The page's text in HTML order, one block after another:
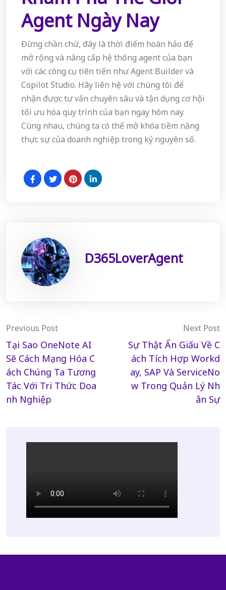
Agent Ngày Nay
Đừng chần chừ, đây là thời điểm hoàn hảo để
mở rộng và nâng cấp hệ thống agent của bạn
với các công cụ tiên tiến như Agent Builder và
Copilot Studio. Hãy liên hệ với chúng tôi để
nhận được tư vấn chuyên sâu và tận dụng cơ hội
tối ưu hóa quy trình của bạn ngay hôm nay.
Cùng nhau, chúng ta có thể mở khóa tiềm năng
thực sự của doanh nghiệp trong kỷ nguyên số.
D365LoverAgent
Post
navigation
Previous Post
Tại Sao OneNote AI
Sẽ Cách Mạng Hóa C
ách Chúng Ta Tương
Tác Với Tri Thức Doa
nh Nghiệp
Next Post
Sự Thật Ẩn Giấu Về C
ách Tích Hợp Workd
ay, SAP Và ServiceNo
w Trong Quản Lý Nh
ân Sự